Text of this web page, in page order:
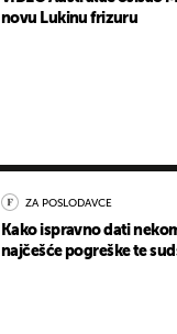
novu Lukinu frizuru
ZA POSLODAVCE
Kako ispravno dati
najčešće pogreške te